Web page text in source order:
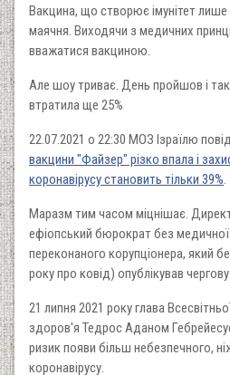
Вакцина, що створює імунітет лише
маячня. Виходячи з медичних
вважатися вакциною.
Але шоу триває. День пройшов і
втратила ще 25%
22.07.2021 о 22:30 МОЗ Ізраїлю
вакцини "Файзер" різко впала і
коронавірусу становить тільки 39%.
Маразм тим часом міцнішає.
ефіопський бюрократ без медичної
переконаного корупціонера, який
року про ковід) опублікував
21 липня 2021 року глава
здоров'я Тедрос Аданом
ризик появи більш небезпечного,
коронавірусу.